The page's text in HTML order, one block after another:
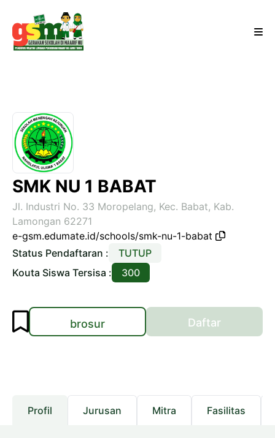
SMK NU 1 BABAT
Jl. Industri No. 33 Moropelang, Kec. Babat, Kab.
Lamongan 62271
e-gsm.edumate.id/schools/smk-nu-1-babat
Status Pendaftaran :
TUTUP
Kouta Siswa Tersisa :
300
brosur Daftar
Profil Jurusan Mitra Fasilitas